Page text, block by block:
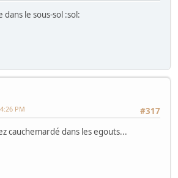
dans le sous-sol :sol:
#317
PM
cauchemardé dans les egouts...